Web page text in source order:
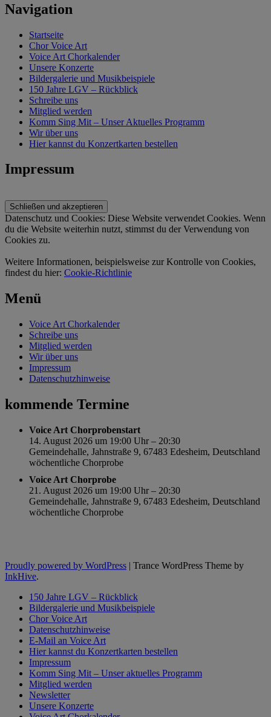
Navigation
Startseite
Chor Voice Art
Voice Art Chorkalender
Unsere Konzerte
Bildergalerie und Musikbeispiele
150 Jahre LGV – Rückblick
Schreibe uns
Mitglied werden
Komm Sing Mit – Unser Aktuelles Programm
Wir über uns
Hier kannst du Konzertkarten bestellen
Impressum
Datenschutz und Cookies: Diese Website verwendet Cookies. Wenn
du die Website weiterhin nutzt, stimmst du der Verwendung von
Cookies zu.
Weitere Informationen, beispielsweise zur Kontrolle von Cookies,
findest du hier: Cookie-Richtlinie
Menü
Voice Art Chorkalender
Schreibe uns
Mitglied werden
Wir über uns
Impressum
Datenschutzhinweise
kommende Termine
Voice Art Chorprobenstart
14. August 2026 um 19:00 Uhr – 20:30
Gemeindehalle, Jahnstraße 9, 67483 Edesheim, Deutschland
wöchentliche Chorprobe
Voice Art Chorprobe
21. August 2026 um 19:00 Uhr – 20:30
Gemeindehalle, Jahnstraße 9, 67483 Edesheim, Deutschland
wöchentliche Chorprobe
Proudly powered by WordPress | Trance WordPress Theme by
InkHive.
150 Jahre LGV – Rückblick
Bildergalerie und Musikbeispiele
Chor Voice Art
Datenschutzhinweise
E-Mail an Voice Art
Hier kannst du Konzertkarten bestellen
Impressum
Komm Sing Mit – Unser aktuelles Programm
Mitglied werden
Newsletter
Unsere Konzerte